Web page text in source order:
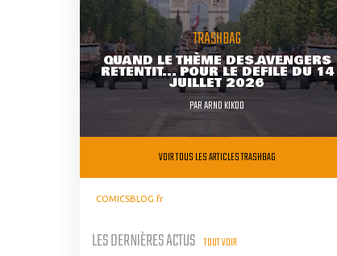
TRASHBAG
QUAND LE THÈME DES AVENGERS
RETENTIT... POUR LE DÉFILÉ DU 14
JUILLET 2026
PARARNO KIKOO
VOIR TOUS LES ARTICLES TRASHBAG
COMICSBLOG.fr
LES DERNIÈRES ACTUS TOUT VOIR